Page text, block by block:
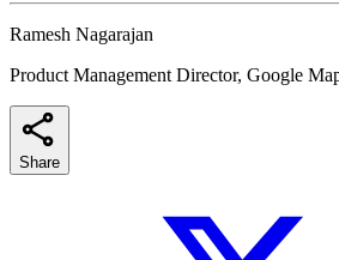
Ramesh Nagarajan
Product Management Director, Google
Share